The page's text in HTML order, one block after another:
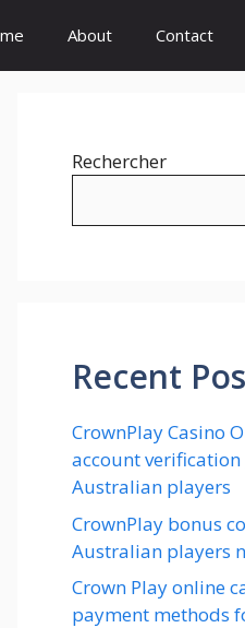
About Contact
Rechercher
Recent
CrownPlay Casino
account
Australian players
CrownPlay bonus
Australian players
Crown Play online
payment methods